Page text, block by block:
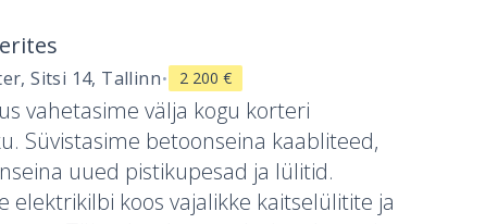
Sitsi 14, Tallinn· 2 200 €
vahetasime välja kogu korteri
Süvistasime betoonseina kaabliteed,
uued pistikupesad ja lülitid.
elektrikilbi koos vajalikke kaitselülitite ja